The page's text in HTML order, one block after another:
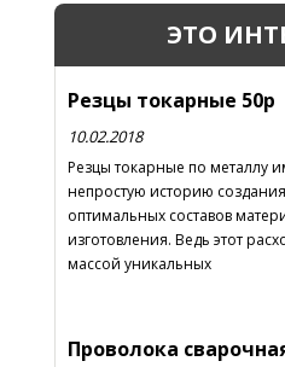
ЭТО
Резцы токарные 50р
10.02.2018
Резцы токарные по металлу
непростую историю
оптимальных составов
изготовления. Ведь этот
массой уникальных
Проволока